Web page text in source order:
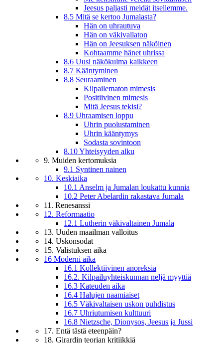
Jeesus paljasti meidät itsellemme.
8.5 Mitä se kertoo Jumalasta?
Hän on uhrautuva
Hän on väkivallaton
Hän on Jeesuksen näköinen
Kohtaamme hänet uhrissa
8.6 Uusi näkökulma kaikkeen
8.7 Kääntyminen
8.8 Seuraaminen
Kilpailematon mimesis
Positiivinen mimesis
Mitä Jeesus tekisi?
8.9 Uhraamisen loppu
Uhrin puolustaminen
Uhrin kääntymys
Sodasta sovintoon
8.10 Yhteisyyden alku
9. Muiden kertomuksia
9.1 Syntinen nainen
10. Keskiaika
10.1 Anselm ja Jumalan loukattu kunnia
10.2 Peter Abelardin rakastava Jumala
11. Renesanssi
12. Reformaatio
12.1 Lutherin väkivaltainen Jumala
13. Uuden maailman valloitus
14. Uskonsodat
15. Valistuksen aika
16 Moderni aika
16.1 Kollektiivinen anoreksia
16.2. Kilpailuyhteiskunnan neljä myyttiä
16.3 Kateuden aika
16.4 Halujen naamiaiset
16.5 Väkivaltaisen uskon puhdistus
16.7 Uhriutumisen kulttuuri
16.8 Nietzsche, Dionysos, Jeesus ja Jussi
17. Entä tästä eteenpäin?
18. Girardin teorian kritiikkiä